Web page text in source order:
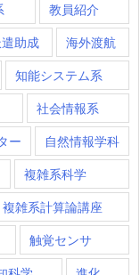
教員紹介
助成 海外渡航
知能システム系
社会情報系
ー 自然情報学科
複雑系科学
複雑系計算論講座
触覚センサ